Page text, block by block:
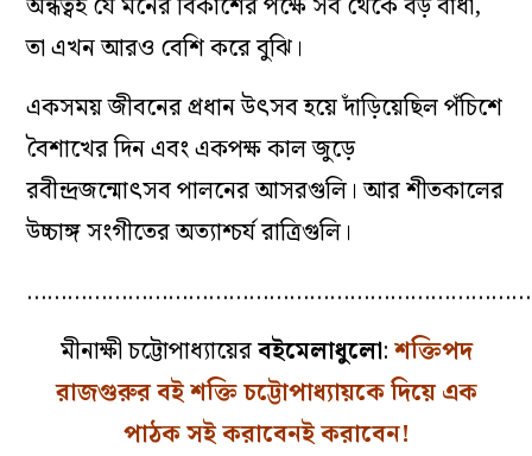
অন্ধত্বই যে মনের বিকাশের পক্ষে সব থেকে বড় বাধা,
তা এখন আরও বেশি করে বুঝি।
একসময় জীবনের প্রধান উৎসব হয়ে দাঁড়িয়েছিল পঁচিশে
বৈশাখের দিন এবং একপক্ষ কাল জুড়ে
রবীন্দ্রজন্মোৎসব পালনের আসরগুলি। আর শীতকালের
উচ্চাঙ্গ সংগীতের অত্যাশ্চর্য রাত্রিগুলি।
মীনাক্ষী চট্টোপাধ্যায়েরবইমেলাধুলো:শক্তিপদ
রাজগুরুর বই শক্তি চট্টোপাধ্যায়কে দিয়ে এক
পাঠক সই করাবেনই করাবেন!